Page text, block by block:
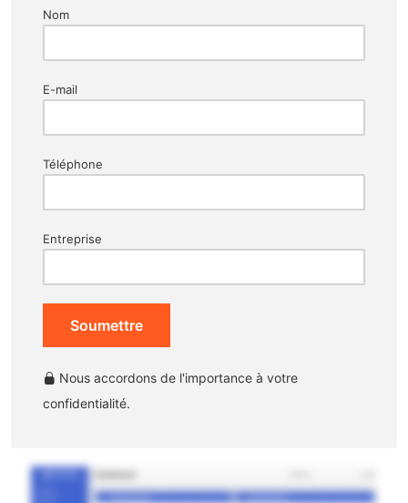
Nom
E-mail
Téléphone
Entreprise
Soumettre
Nous accordons de l'importance à votre
confidentialité.